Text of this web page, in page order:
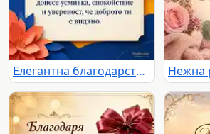
Елегантна благодарствена картичка с топъл изгрев и ясно българско послание